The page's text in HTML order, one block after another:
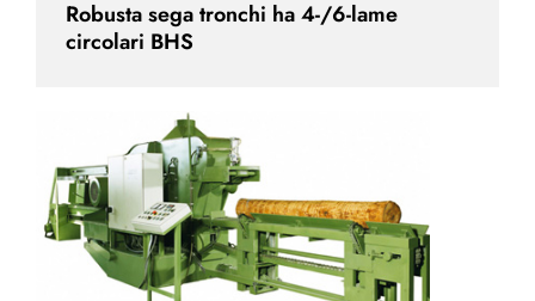
Robusta sega tronchi ha 4-/6-lame
circolari BHS